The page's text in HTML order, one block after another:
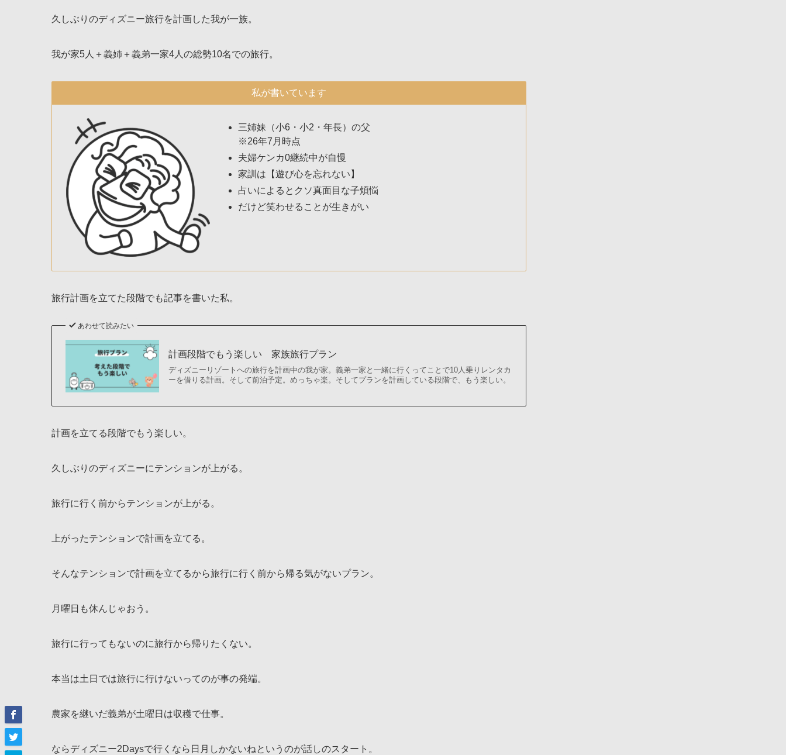
久しぶりのディズニー旅行を計画した我が一族。
我が家5人＋義姉＋義弟一家4人の総勢10名での旅行。
私が書いています
三姉妹（小6・小2・年長）の父
※26年7月時点
夫婦ケンカ0継続中が自慢
家訓は【遊び心を忘れない】
占いによるとクソ真面目な子煩悩
だけど笑わせることが生きがい
旅行計画を立てた段階でも記事を書いた私。
あわせて読みたい
計画段階でもう楽しい 家族旅行プラン
ディズニーリゾートへの旅行を計画中の我が家。義弟一家と一緒に行くってことで10人乗りレンタカ
ーを借りる計画。そして前泊予定。めっちゃ楽。そしてプランを計画している段階で、もう楽しい。
計画を立てる段階でもう楽しい。
久しぶりのディズニーにテンションが上がる。
旅行に行く前からテンションが上がる。
上がったテンションで計画を立てる。
そんなテンションで計画を立てるから旅行に行く前から帰る気がないプラン。
月曜日も休んじゃおう。
旅行に行ってもないのに旅行から帰りたくない。
本当は土日では旅行に行けないってのが事の発端。
農家を継いだ義弟が土曜日は収穫で仕事。
ならディズニー2Daysで行くなら日月しかないねというのが話しのスタート。